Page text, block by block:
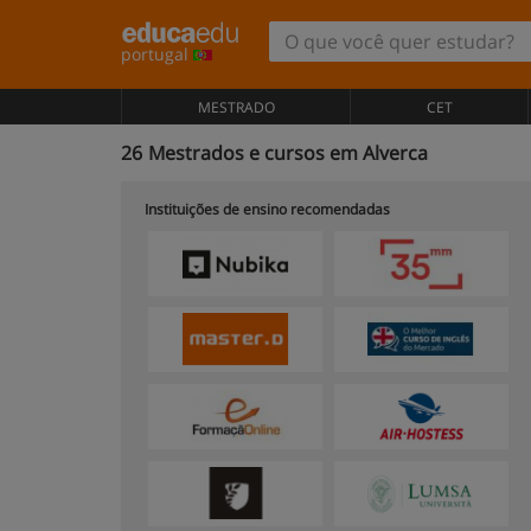
portugal
MESTRADO CET
26 Mestrados e cursos em Alverca
Instituições de ensino recomendadas